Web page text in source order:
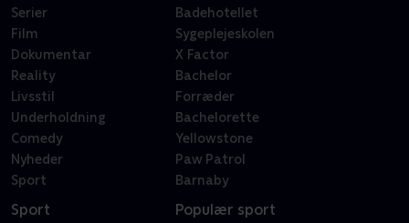
Serier
Film
Dokumentar
Reality
Livsstil
Underholdning
Comedy
Nyheder
Sport
Badehotellet
Sygeplejeskolen
X Factor
Bachelor
Forræder
Bachelorette
Yellowstone
Paw Patrol
Barnaby
Sport Populær sport